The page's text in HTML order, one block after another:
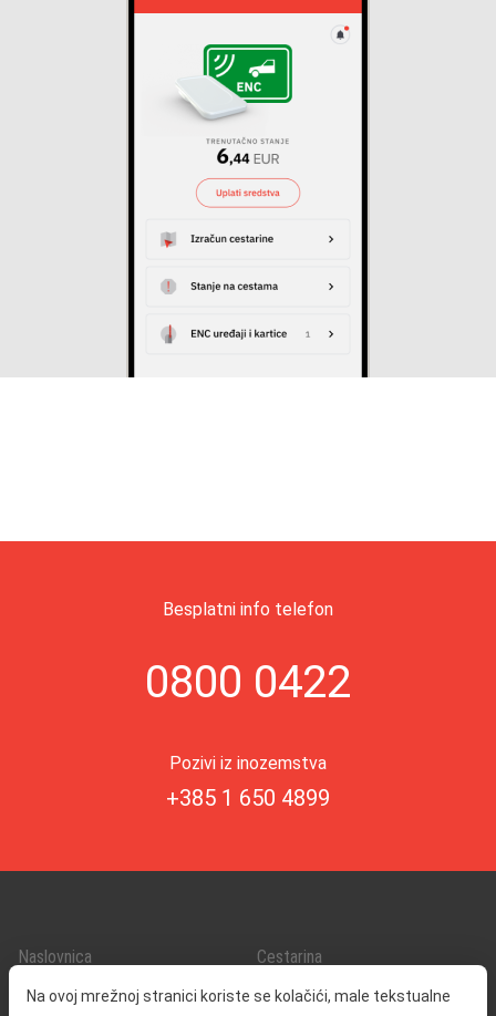
Na ovoj mrežnoj stranici koriste se kolačići, male tekstualne
Besplatni info telefon
0800 0422
Pozivi iz inozemstva
+385 1 650 4899
Naslovnica
O nama
Cestarina
Promet i sigurnost